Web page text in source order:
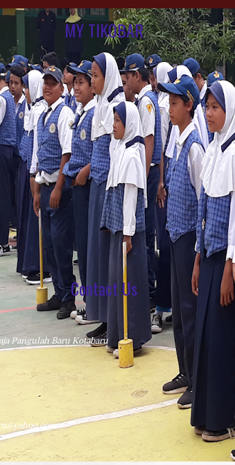
MY TIKOBAR
Contact Us
Pangulah Baru Kotabaru